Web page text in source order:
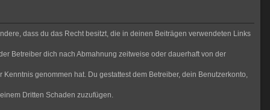
dass du das Recht besitzt, die in deinen Beiträgen verwendeten Links
Betreiber dich nach Abmahnung zeitweise oder dauerhaft von der
genommen hat. Du gestattest dem Betreiber, dein Benutzerkonto,
Dritten Schaden zuzufügen.